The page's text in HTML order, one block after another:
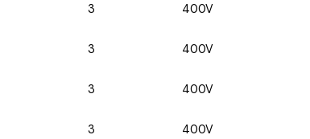
3 400V
3 400V
3 400V
3 400V